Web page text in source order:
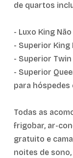
de quartos
- Luxo King
- Superior King
- Superior Twin
- Superior
para hóspedes
Todas as
frigobar, ar-
gratuito e
noites de